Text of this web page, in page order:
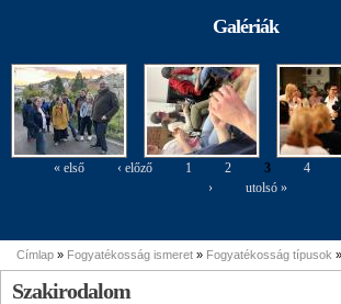
képekben
Galériák
Oldalak
« első ‹ előző 1 2 3 4
›
utolsó »
Jelenlegi hely
Címlap » Fogyatékosság ismeret » Fogyatékosság típusok »
Szakirodalom